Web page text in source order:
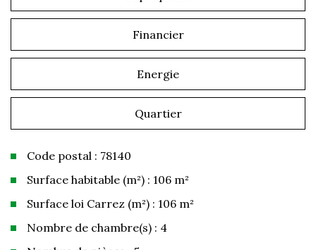
Financier
Energie
Quartier
Code postal : 78140
Surface habitable (m²) : 106 m²
Surface loi Carrez (m²) : 106 m²
Nombre de chambre(s) : 4